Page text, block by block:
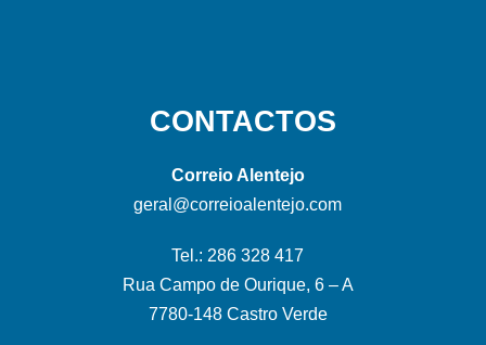
CONTACTOS
Correio Alentejo
geral@correioalentejo.com
Tel.: 286 328 417
Rua Campo de Ourique, 6 – A
7780-148 Castro Verde